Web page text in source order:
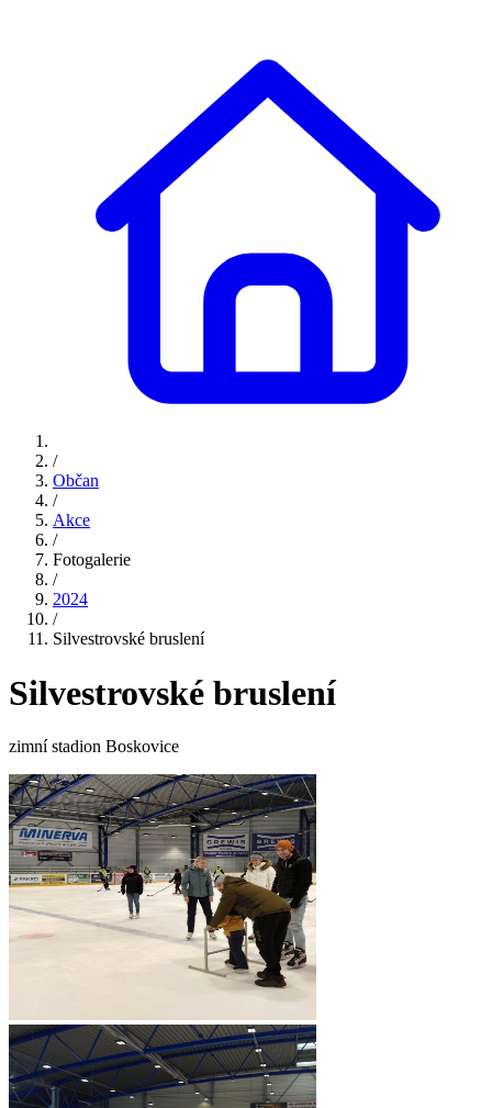
/
Občan
/
Akce
/
Fotogalerie
/
2024
/
Silvestrovské bruslení
Silvestrovské bruslení
zimní stadion Boskovice